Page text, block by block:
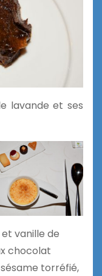
lavande et ses
vanille de
chocolat
torréfié,